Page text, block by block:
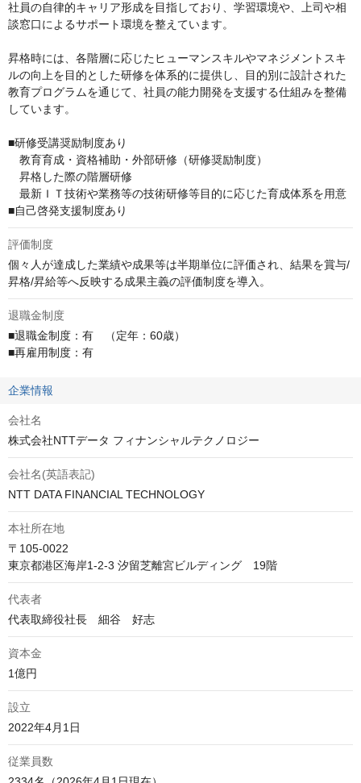
社員の自律的キャリア形成を目指しており、学習環境や、上司や相
談窓口によるサポート環境を整えています。
昇格時には、各階層に応じたヒューマンスキルやマネジメントスキ
ルの向上を目的とした研修を体系的に提供し、目的別に設計された
教育プログラムを通じて、社員の能力開発を支援する仕組みを整備
しています。
■研修受講奨励制度あり
教育育成・資格補助・外部研修（研修奨励制度）
昇格した際の階層研修
最新ＩＴ技術や業務等の技術研修等目的に応じた育成体系を用意
■自己啓発支援制度あり
評価制度
個々人が達成した業績や成果等は半期単位に評価され、結果を賞与/
昇格/昇給等へ反映する成果主義の評価制度を導入。
退職金制度
■退職金制度：有　（定年：60歳）
■再雇用制度：有
企業情報
会社名
株式会社NTTデータ フィナンシャルテクノロジー
会社名(英語表記)
NTT DATA FINANCIAL TECHNOLOGY
本社所在地
〒105-0022
東京都港区海岸1-2-3 汐留芝離宮ビルディング　19階
代表者
代表取締役社長　細谷　好志
資本金
1億円
設立
2022年4月1日
従業員数